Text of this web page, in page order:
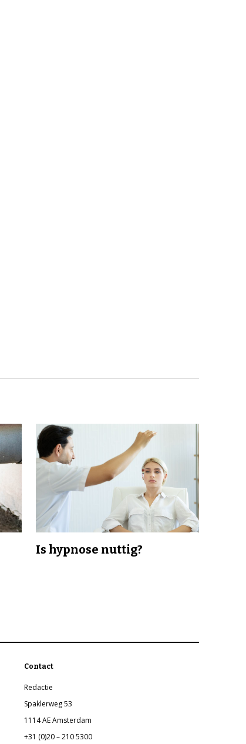
Is hypnose nuttig?
Contact
Redactie
Spaklerweg 53
1114 AE Amsterdam
+31 (0)20 – 210 5300